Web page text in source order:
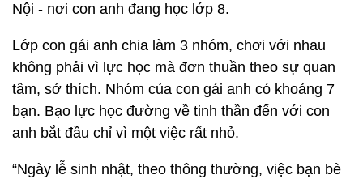
Nội - nơi con anh đang học lớp 8.
Lớp con gái anh chia làm 3 nhóm, chơi với nhau
không phải vì lực học mà đơn thuần theo sự quan
tâm, sở thích. Nhóm của con gái anh có khoảng 7
bạn. Bạo lực học đường về tinh thần đến với con
anh bắt đầu chỉ vì một việc rất nhỏ.
“Ngày lễ sinh nhật, theo thông thường, việc bạn bè